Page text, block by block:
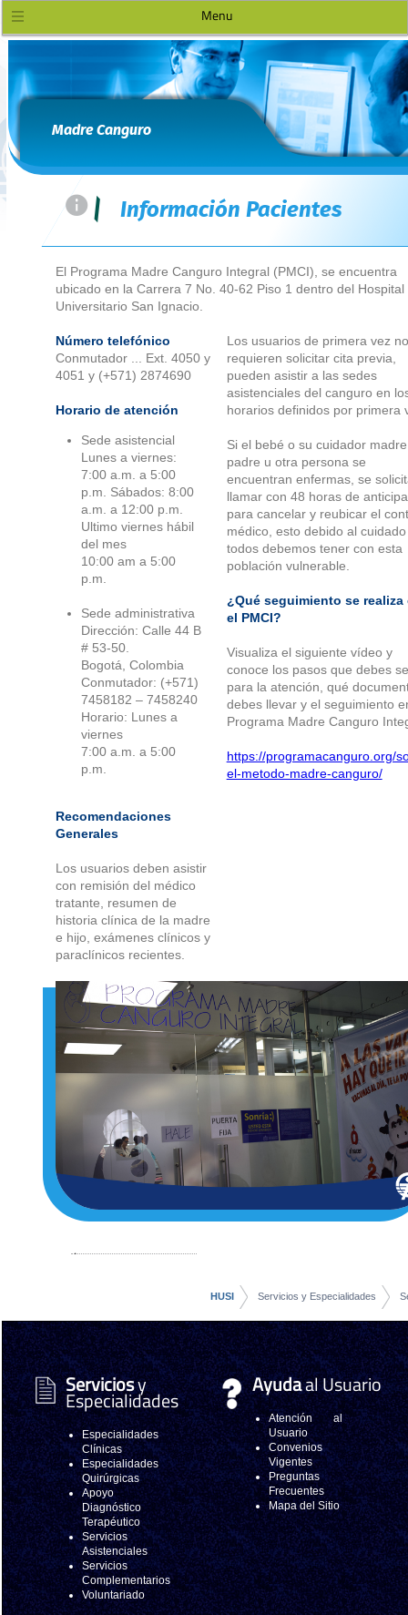
Menu
Madre Canguro
= | Información Pacientes
El Programa Madre Canguro Integral (PMCI), se encuentra
ubicado en la Carrera 7 No. 40-62 Piso 1 dentro del Hospital
Universitario San Ignacio.
Número telefónico
Conmutador ... Ext. 4050 y
4051 y (+571) 2874690
Horario de atención
Sede asistencial
Lunes a viernes:
7:00 a.m. a 5:00
p.m. Sábados: 8:00
a.m. a 12:00 p.m.
Ultimo viernes hábil
del mes
10:00 am a 5:00
p.m.
Sede administrativa
Dirección: Calle 44 B
# 53-50.
Bogotá, Colombia
Conmutador: (+571)
7458182 – 7458240
Horario: Lunes a
viernes
7:00 a.m. a 5:00
p.m.
Recomendaciones
Generales
Los usuarios deben asistir
con remisión del médico
tratante, resumen de
historia clínica de la madre
e hijo, exámenes clínicos y
paraclínicos recientes.
Los usuarios de primera vez no
requieren solicitar cita previa,
pueden asistir a las sedes
asistenciales del canguro en
horarios definidos por primera
Si el bebé o su cuidador
padre u otra persona se
encuentran enfermas, se
llamar con 48 horas de
para cancelar y reubicar el
médico, esto debido al
todos debemos tener con esta
población vulnerable.
¿Qué seguimiento se realiza
el PMCI?
Visualiza el siguiente vídeo y
conoce los pasos que debes
para la atención, qué
debes llevar y el seguimiento
Programa Madre Canguro
https://programacanguro.org/
el-metodo-madre-canguro/
HUSI Servicios y Especialidades
Serviciosy
Especialidades
Especialidades
Clínicas
Especialidades
Quirúrgicas
Apoyo
Diagnóstico
Terapéutico
Servicios
Asistenciales
Servicios
Complementarios
Voluntariado
Ayudaal Usuario
Atención al
Usuario
Convenios
Vigentes
Preguntas
Frecuentes
Mapa del Sitio